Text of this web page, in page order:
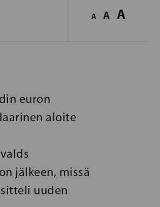
A A A
euron
aloite
jälkeen, missä
uuden